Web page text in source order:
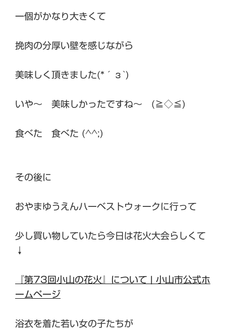
一個がかなり大きくて
挽肉の分厚い壁を感じながら
美味しく頂きました(*´з`)
いや～ 美味しかったですね～ (≧◇≦)
食べた 食べた (^^;)
その後に
おやまゆうえんハーベストウォークに行って
少し買い物していたら今日は花火大会らしくて
↓
『第73回小山の花火』について | 小山市公式ホ
ームページ
浴衣を着た若い女の子たちが